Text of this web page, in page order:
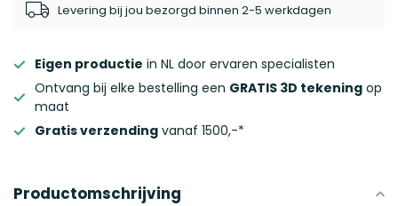
Levering bij jou bezorgd binnen 2-5 werkdagen
Eigen productie in NL door ervaren specialisten
Ontvang bij elke bestelling een GRATIS 3D tekening op
maat
Gratis verzending vanaf 1500,-*
Productomschrijving